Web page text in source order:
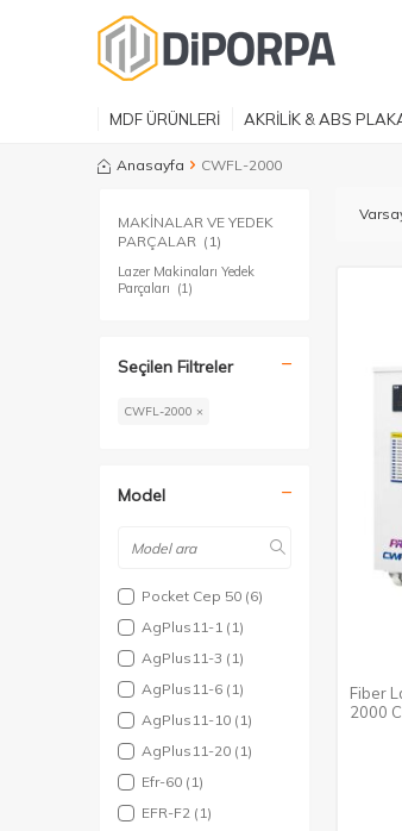
MDF ÜRÜNLERİ AKRİLİK & ABS
Anasayfa CWFL-2000
MAKİNALAR VE YEDEK
PARÇALAR (1)
Lazer Makinaları Yedek
Parçaları (1)
Seçilen Filtreler
CWFL-2000 ×
Model
Pocket Cep 50 (6)
AgPlus11-1 (1)
AgPlus11-3 (1)
AgPlus11-6 (1)
AgPlus11-10 (1)
AgPlus11-20 (1)
Efr-60 (1)
EFR-F2 (1)
Fiber
2000